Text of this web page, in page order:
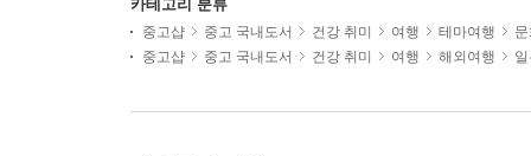
카테고리 분류
중고샵 중고 국내도서 건강 취미 여행 테마여행
중고샵
중고 국내도서 건강 취미 여행 해외여행